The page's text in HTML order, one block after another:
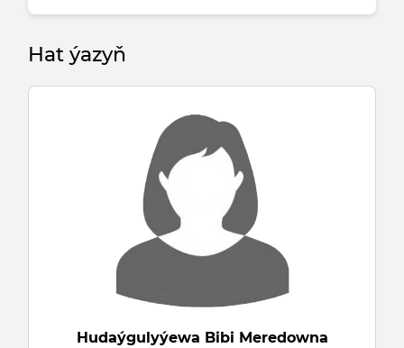
Hat ýazyň
Hudaýgulyýewa Bibi Meredowna